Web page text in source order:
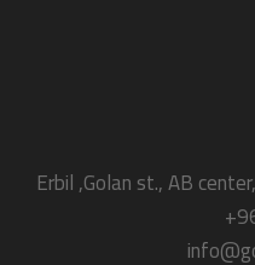
Erbil ,Golan st., AB